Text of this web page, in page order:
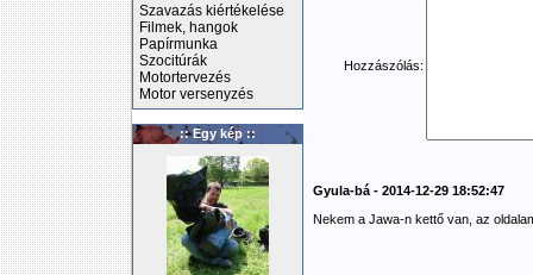
Szavazás kiértékelése
Filmek, hangok
Papírmunka
Szocitúrák
Motortervezés
Motor versenyzés
:: Egy kép ::
Hozzászólás:
Gyula-bá - 2014-12-29 18:52:47
Nekem a Jawa-n kettő van, az